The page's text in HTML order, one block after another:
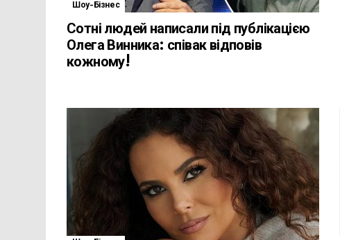
Шоу-Бізнес
Сотні людей написали під публікацією
Олега Винника: співак відповів
кожному!